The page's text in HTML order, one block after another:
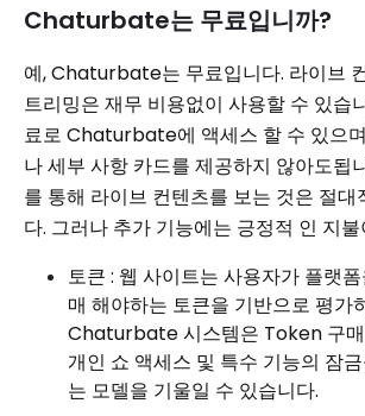
Chaturbate는 무료입니까?
예, Chaturbate는 무료입니다. 라이브
트리밍은 재무 비용없이 사용할 수 있습
료로 Chaturbate에 액세스 할 수 있으
나 세부 사항 카드를 제공하지 않아도
를 통해 라이브 컨텐츠를 보는 것은 절대
다. 그러나 추가 기능에는 긍정적 인 지
토큰 : 웹 사이트는 사용자가 플랫
매 해야하는 토큰을 기반으로 평가
Chaturbate 시스템은 Token 구매
개인 쇼 액세스 및 특수 기능의 잠
는 모델을 기울일 수 있습니다.